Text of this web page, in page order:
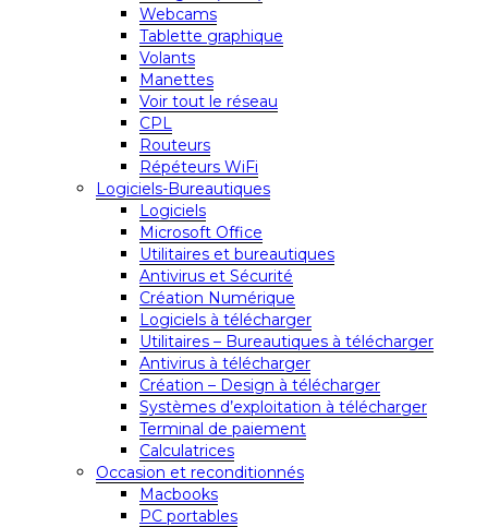
Webcams
Tablette graphique
Volants
Manettes
Voir tout le réseau
CPL
Routeurs
Répéteurs WiFi
Logiciels-Bureautiques
Logiciels
Microsoft Office
Utilitaires et bureautiques
Antivirus et Sécurité
Création Numérique
Logiciels à télécharger
Utilitaires – Bureautiques à télécharger
Antivirus à télécharger
Création – Design à télécharger
Systèmes d’exploitation à télécharger
Terminal de paiement
Calculatrices
Occasion et reconditionnés
Macbooks
PC portables